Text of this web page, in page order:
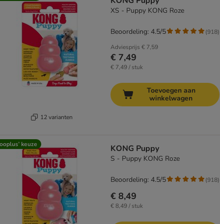
12 varianten
XS - Puppy KONG Roze
Adviesprijs € 7,59
€ 7,49
€ 7,49 / stuk
Beoordeling: 4.5/5 (918)
Toevoegen aan
winkelwagen
keuze KONG Puppy
S - Puppy KONG Roze
€ 8,49
€ 8,49 / stuk
Beoordeling: 4.5/5 (918)